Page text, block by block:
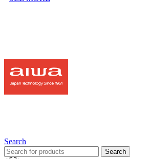
Search
Search